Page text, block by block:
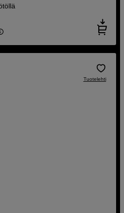
Tuotelehti